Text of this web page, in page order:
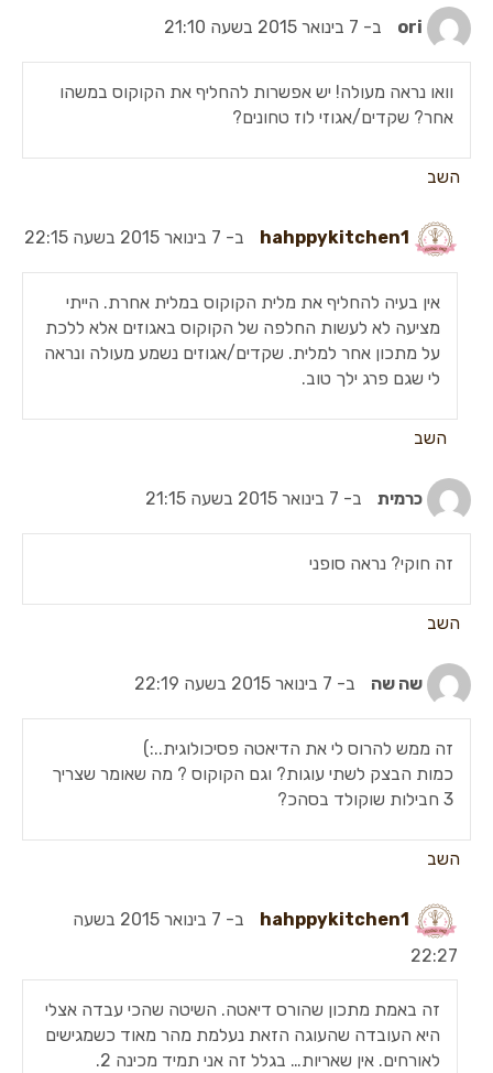
ori ב- 7 בינואר 2015 בשעה 21:10
וואו נראה מעולה! יש אפשרות להחליף את הקוקוס במשהו
אחר? שקדים/אגוזי לוז טחונים?
השב
hahppykitchen1 ב- 7 בינואר 2015 בשעה 22:15
אין בעיה להחליף את מלית הקוקוס במלית אחרת. הייתי
מציעה לא לעשות החלפה של הקוקוס באגוזים אלא ללכת
על מתכון אחר למלית. שקדים/אגוזים נשמע מעולה ונראה
לי שגם פרג ילך טוב.
השב
כרמית ב- 7 בינואר 2015 בשעה 21:15
זה חוקי? נראה סופני
השב
שה שה ב- 7 בינואר 2015 בשעה 22:19
זה ממש להרוס לי את הדיאטה פסיכולוגית..:)
כמות הבצק לשתי עוגות? וגם הקוקוס ? מה שאומר שצריך
3 חבילות שוקולד בסהכ?
השב
hahppykitchen1
ב- 7 בינואר 2015 בשעה
22:27
זה באמת מתכון שהורס דיאטה. השיטה שהכי עבדה אצלי
היא העובדה שהעוגה הזאת נעלמת מהר מאוד כשמגישים
לאורחים. אין שאריות… בגלל זה אני תמיד מכינה 2.